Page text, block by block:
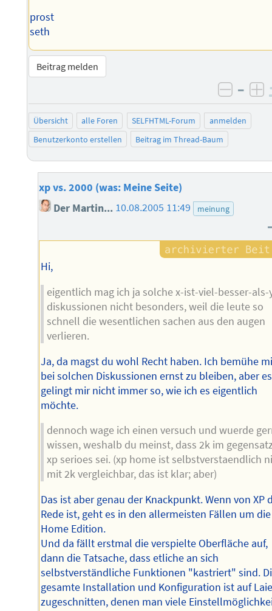
prost
seth
Beitrag melden
–
Übersicht alle Foren SELFHTML-Forum
anmelden
Benutzerkonto erstellen
Beitrag im Thread-Baum
xp vs. 2000 (was: Meine Seite)
Der Martin... 10.08.2005 11:49 meinung
Hi,
eigentlich mag ich ja solche x-ist-viel-besser-als-
diskussionen nicht besonders, weil die leute so
schnell die wesentlichen sachen aus den augen
verlieren.
Ja, da magst du wohl Recht haben. Ich bemühe
bei solchen Diskussionen ernst zu bleiben, aber es
gelingt mir nicht immer so, wie ich es eigentlich
möchte.
dennoch wage ich einen versuch und wuerde
wissen, weshalb du meinst, dass 2k im
xp serioes sei. (xp home ist selbstverstaendlich
mit 2k vergleichbar, das ist klar; aber)
Das ist aber genau der Knackpunkt. Wenn von XP
Rede ist, geht es in den allermeisten Fällen um die
Home Edition.
Und da fällt erstmal die verspielte Oberfläche auf,
dann die Tatsache, dass etliche an sich
selbstverständliche Funktionen "kastriert" sind.
gesamte Installation und Konfiguration ist auf
zugeschnitten, denen man viele